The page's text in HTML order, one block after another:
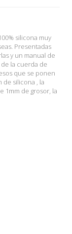
silicona muy
Presentadas
y un manual de
de la cuerda de
que se ponen
silicona , la
1mm de grosor, la